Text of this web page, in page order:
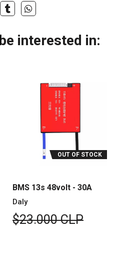
interested in:
OUT OF STOCK
BMS 13s 48volt - 30A
Daly
$23.000 CLP